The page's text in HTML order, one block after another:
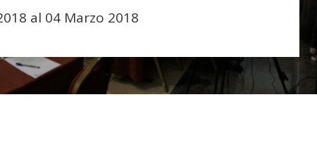
al 04 Marzo 2018